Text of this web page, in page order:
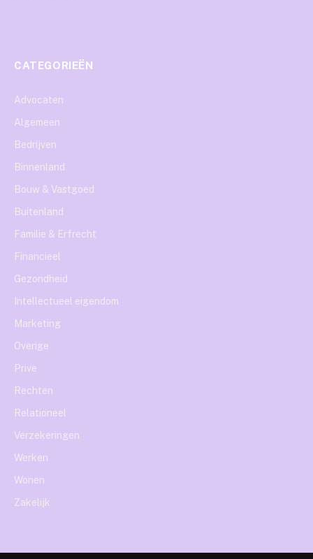
CATEGORIEËN
Advocaten
Algemeen
Bedrijven
Binnenland
Bouw & Vastgoed
Buitenland
Familie & Erfrecht
Financieel
Gezondheid
Intellectueel eigendom
Marketing
Overige
Prive
Rechten
Relationeel
Verzekeringen
Werken
Wonen
Zakelijk